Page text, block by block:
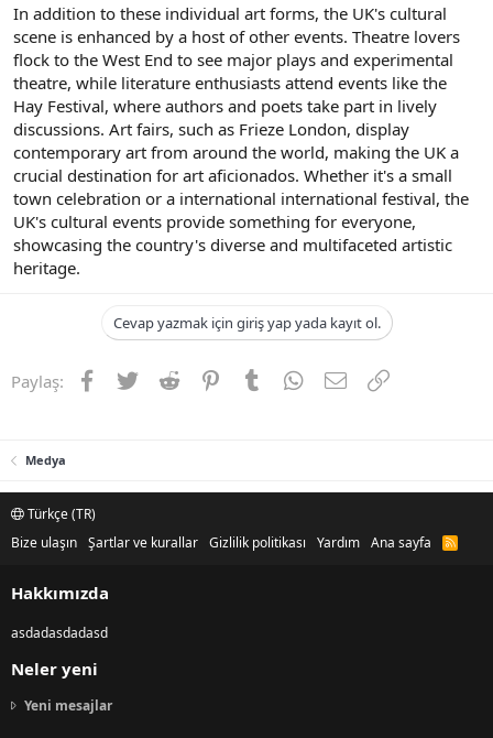
In addition to these individual art forms, the UK's cultural
scene is enhanced by a host of other events. Theatre lovers
flock to the West End to see major plays and experimental
theatre, while literature enthusiasts attend events like the
Hay Festival, where authors and poets take part in lively
discussions. Art fairs, such as Frieze London, display
contemporary art from around the world, making the UK a
crucial destination for art aficionados. Whether it's a small
town celebration or a international international festival, the
UK's cultural events provide something for everyone,
showcasing the country's diverse and multifaceted artistic
heritage.
Cevap yazmak için giriş yap yada kayıt ol.
Paylaş: Facebook
TwitterReddit PinterestTumblrWhatsApp
E-postaLink
Medya
Türkçe (TR)
Bize ulaşın Şartlar ve kurallar Gizlilik politikası Yardım Ana sayfa
R
S
Hakkımızda
asdadasdadasd
Neler yeni
Yeni mesajlar